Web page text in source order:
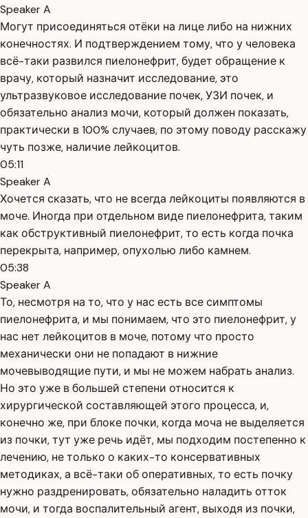
Speaker A
Могут присоединяться отёки на лице либо на нижних
конечностях. И подтверждением тому, что у человека
всё-таки развился пиелонефрит, будет обращение к
врачу, который назначит исследование, это
ультразвуковое исследование почек, УЗИ почек, и
обязательно анализ мочи, который должен показать,
практически в 100% случаев, по этому поводу расскажу
чуть позже, наличие лейкоцитов.
05:11
Speaker A
Хочется сказать, что не всегда лейкоциты появляются в
моче. Иногда при отдельном виде пиелонефрита, таким
как обструктивный пиелонефрит, то есть когда почка
перекрыта, например, опухолью либо камнем.
05:38
Speaker A
То, несмотря на то, что у нас есть все симптомы
пиелонефрита, и мы понимаем, что это пиелонефрит, у
нас нет лейкоцитов в моче, потому что просто
механически они не попадают в нижние
мочевыводящие пути, и мы не можем набрать анализ.
Но это уже в большей степени относится к
хирургической составляющей этого процесса, и,
конечно же, при блоке почки, когда моча не выделяется
из почки, тут уже речь идёт, мы подходим постепенно к
лечению, не только о каких-то консервативных
методиках, а всё-таки об оперативных, то есть почку
нужно раздренировать, обязательно наладить отток
мочи, и тогда воспалительный агент, выходя из почки,